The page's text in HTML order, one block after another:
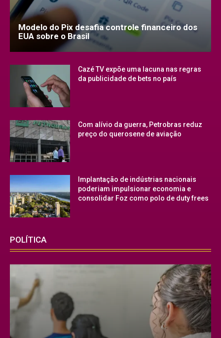
Modelo do Pix desafia controle financeiro dos
EUA sobre o Brasil
Cazé TV expõe uma lacuna nas regras
da publicidade de bets no país
Com alívio da guerra, Petrobras reduz
preço do querosene de aviação
Implantação de indústrias nacionais
poderiam impulsionar economia e
consolidar Foz como polo de duty frees
POLÍTICA